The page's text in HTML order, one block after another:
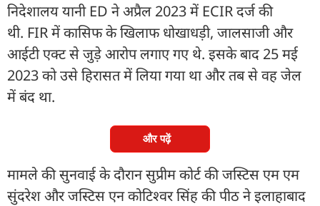
निदेशालय यानी ED ने अप्रैल 2023 में ECIR दर्ज की
थी. FIR में कासिफ के खिलाफ धोखाधड़ी, जालसाजी और
आईटी एक्ट से जुड़े आरोप लगाए गए थे. इसके बाद 25 मई
2023 को उसे हिरासत में लिया गया था और तब से वह जेल
में बंद था.
और पढ़ें
मामले की सुनवाई के दौरान सुप्रीम कोर्ट की जस्टिस एम एम
सुंदरेश और जस्टिस एन कोटिश्वर सिंह की पीठ ने इलाहाबाद